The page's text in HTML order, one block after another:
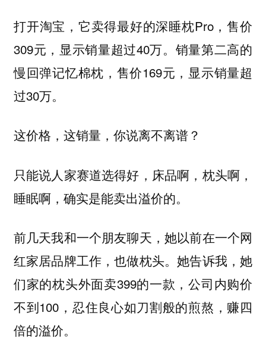
打开淘宝，它卖得最好的深睡枕Pro，售价
309元，显示销量超过40万。销量第二高的
慢回弹记忆棉枕，售价169元，显示销量超
过30万。
这价格，这销量，你说离不离谱？
只能说人家赛道选得好，床品啊，枕头啊，
睡眠啊，确实是能卖出溢价的。
前几天我和一个朋友聊天，她以前在一个网
红家居品牌工作，也做枕头。她告诉我，她
们家的枕头外面卖399的一款，公司内购价
不到100，忍住良心如刀割般的煎熬，赚四
倍的溢价。